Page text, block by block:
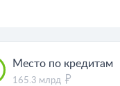
Место по кредитам
165.3 млрд